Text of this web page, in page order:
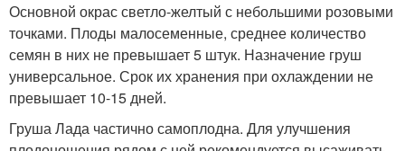
Основной окрас светло-желтый с небольшими розовыми
точками. Плоды малосеменные, среднее количество
семян в них не превышает 5 штук. Назначение груш
универсальное. Срок их хранения при охлаждении не
превышает 10-15 дней.
Груша Лада частично самоплодна. Для улучшения